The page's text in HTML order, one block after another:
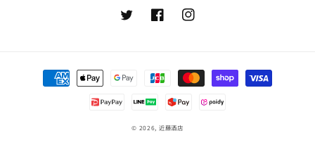
TwitterFacebookInstagram
© 2026, 近藤酒店